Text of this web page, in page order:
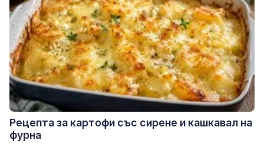
Рецепта за картофи със сирене и кашкавал на
фурна